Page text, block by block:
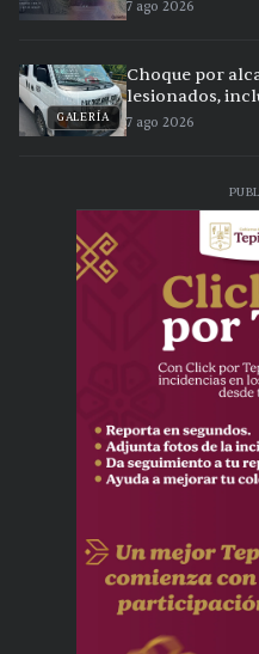
7 ago 2026
GALERÍA
Choque por
lesionados,
7 ago 2026